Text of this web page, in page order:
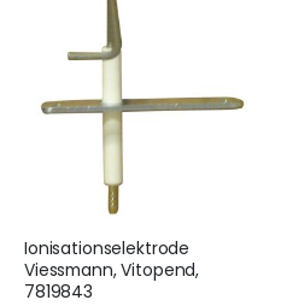
Ionisationselektrode
Viessmann, Vitopend,
7819843